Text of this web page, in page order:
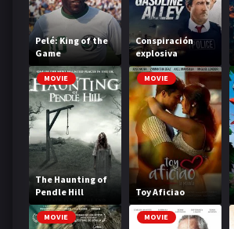
Pelé: King of the
Game
Conspiración
explosiva
MOVIE
The Haunting of
Pendle Hill
MOVIE
Toy Aficiao
MOVIE MOVIE